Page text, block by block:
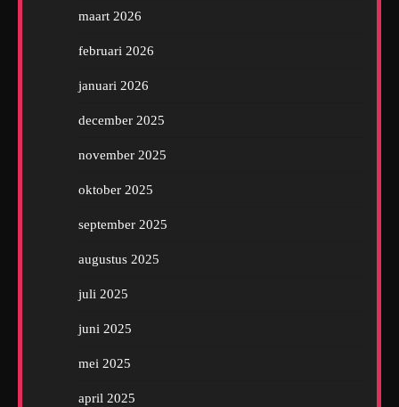
maart 2026
februari 2026
januari 2026
december 2025
november 2025
oktober 2025
september 2025
augustus 2025
juli 2025
juni 2025
mei 2025
april 2025